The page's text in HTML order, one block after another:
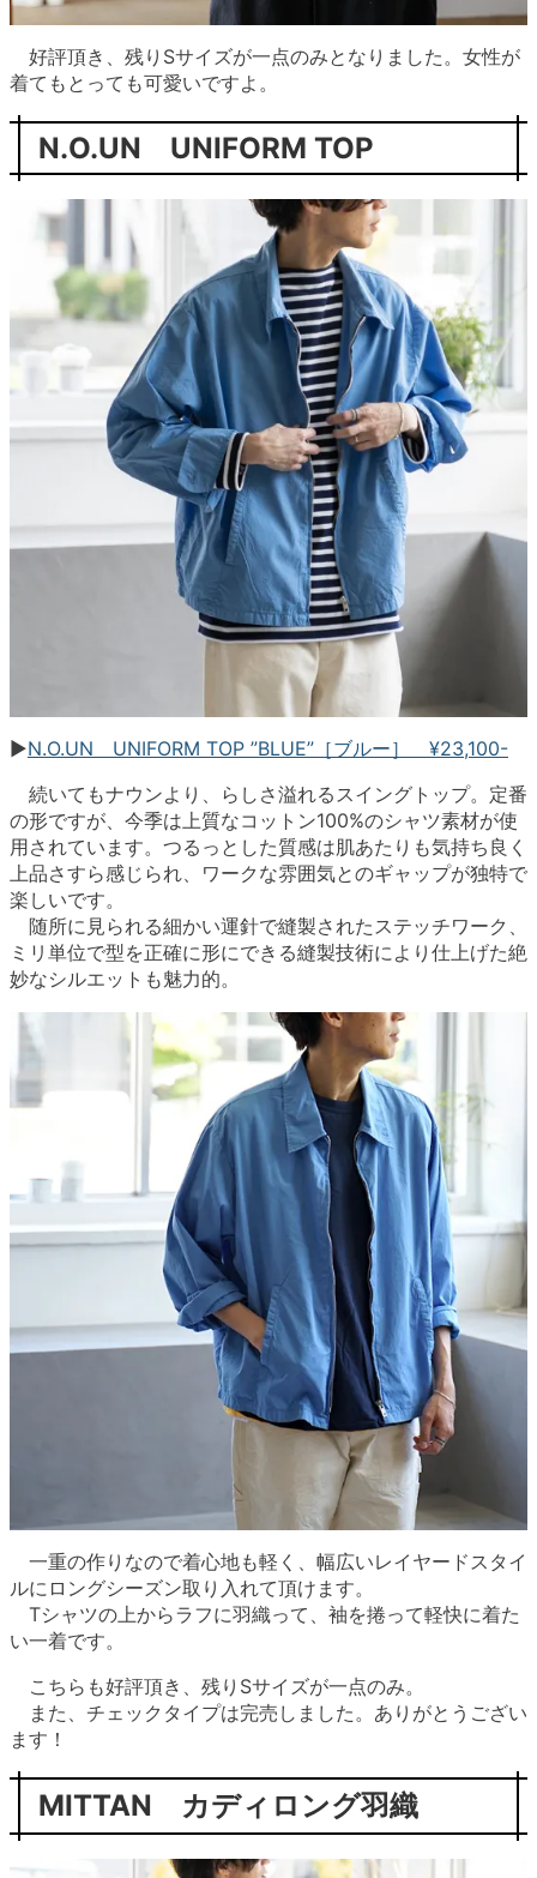
好評頂き、残りSサイズが一点のみとなりました。女性が
着てもとっても可愛いですよ。
N.O.UN UNIFORM TOP
▶︎N.O.UN UNIFORM TOP ”BLUE”［ブルー］ ¥23,100-
続いてもナウンより、らしさ溢れるスイングトップ。定番
の形ですが、今季は上質なコットン100%のシャツ素材が使
用されています。つるっとした質感は肌あたりも気持ち良く
上品さすら感じられ、ワークな雰囲気とのギャップが独特で
楽しいです。
随所に見られる細かい運針で縫製されたステッチワーク、
ミリ単位で型を正確に形にできる縫製技術により仕上げた絶
妙なシルエットも魅力的。
一重の作りなので着心地も軽く、幅広いレイヤードスタイ
ルにロングシーズン取り入れて頂けます。
Tシャツの上からラフに羽織って、袖を捲って軽快に着た
い一着です。
こちらも好評頂き、残りSサイズが一点のみ。
また、チェックタイプは完売しました。ありがとうござい
ます！
MITTAN カディロング羽織